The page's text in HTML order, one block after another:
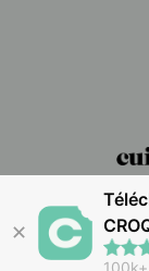
✕
100k+